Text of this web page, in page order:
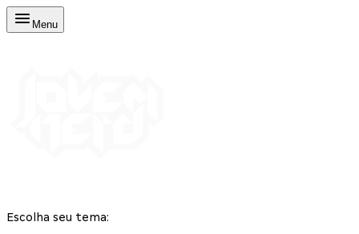
Menu
Escolha seu tema: